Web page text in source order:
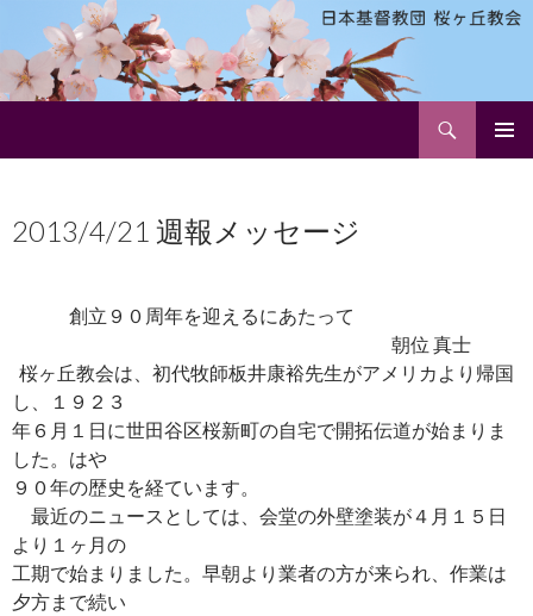
ン
プ
2013/4/21 週報メッセージ
創立９０周年を迎えるにあたって
朝位 真士
桜ヶ丘教会は、初代牧師板井康裕先生がアメリカより帰国
し、１９２３
年６月１日に世田谷区桜新町の自宅で開拓伝道が始まりま
した。はや
９０年の歴史を経ています。
最近のニュースとしては、会堂の外壁塗装が４月１５日
より１ヶ月の
工期で始まりました。早朝より業者の方が来られ、作業は
夕方まで続い